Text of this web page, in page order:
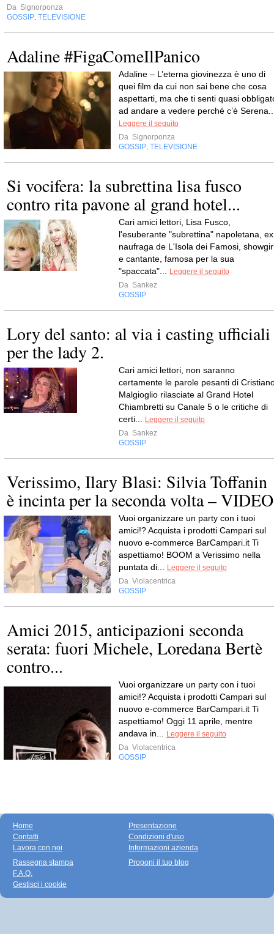
Da Signorponza
GOSSIP TELEVISIONE
Adaline #FigaComeIlPanico
Adaline – L’eterna giovinezza è uno di
quei film da cui non sai bene che cosa
aspettarti, ma che ti senti quasi
ad andare a vedere perché c’è
Leggere il seguito
Da Signorponza
GOSSIP TELEVISIONE
Si vocifera: la subrettina lisa fusco
contro rita pavone al grand hotel...
Cari amici lettori, Lisa Fusco,
l'esuberante "subrettina" napoletana, ex
naufraga de L'Isola dei Famosi,
e cantante, famosa per la sua
"spaccata"...
Leggere il seguito
Da Sankez
GOSSIP
Lory del santo: al via i casting ufficiali
per the lady 2.
Cari amici lettori, non saranno
certamente le parole pesanti di
Malgioglio rilasciate al Grand Hotel
Chiambretti su Canale 5 o le critiche di
certi...
Leggere il seguito
Da Sankez
GOSSIP
Verissimo, Ilary Blasi: Silvia Toffanin
è incinta per la seconda volta – VIDEO
Vuoi organizzare un party con i tuoi
amici!? Acquista i prodotti Campari sul
nuovo e-commerce BarCampari.it Ti
aspettiamo! BOOM a Verissimo nella
puntata di...
Leggere il seguito
Da Violacentrica
GOSSIP
Amici 2015, anticipazioni seconda
serata: fuori Michele, Loredana Bertè
contro...
Vuoi organizzare un party con i tuoi
amici!? Acquista i prodotti Campari sul
nuovo e-commerce BarCampari.it Ti
aspettiamo! Oggi 11 aprile, mentre
andava in...
Leggere il seguito
Da Violacentrica
GOSSIP
Home
Contatti
Lavora con noi
Presentazione
Condizioni d'uso
Informazioni azienda
Rassegna stampa
F.A.Q.
Gestisci i cookie
Proponi il tuo blog